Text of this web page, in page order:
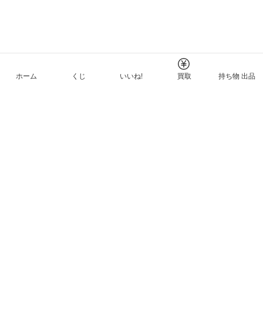
ホーム くじ いいね! 買取 持ち物 出品